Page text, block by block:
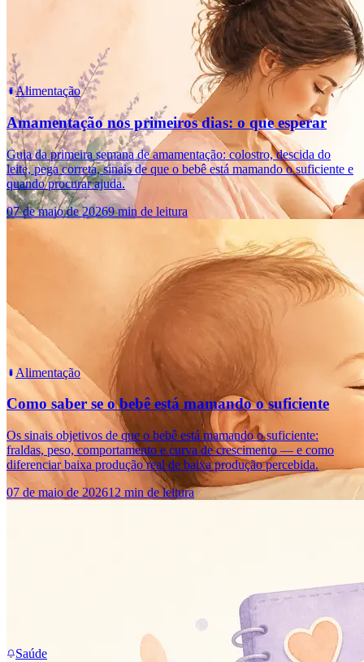
Alimentação
Amamentação nos primeiros dias: o que esperar
Guia da primeira semana de amamentação: colostro, descida do
leite, pega correta, sinais de que o bebê está mamando o suficiente e
quando procurar ajuda.
07 de maio de 20269 min de leitura
Alimentação
Como saber se o bebê está mamando o suficiente
Os sinais objetivos de que o bebê está mamando o suficiente:
fraldas, peso, comportamento e curva de crescimento — e como
diferenciar baixa produção real de baixa produção percebida.
07 de maio de 202612 min de leitura
Saúde